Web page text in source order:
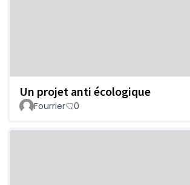
Un projet anti écologique
Fourrier 0